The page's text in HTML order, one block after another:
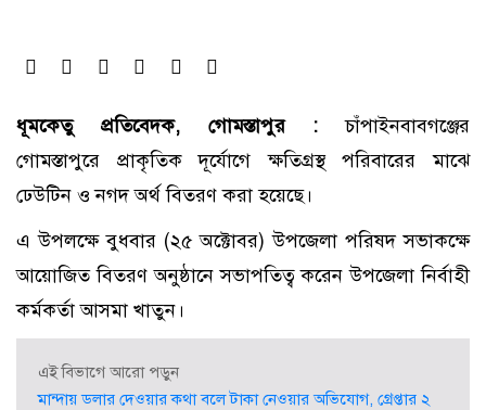
ধূমকেতু প্রতিবেদক, গোমস্তাপুর :চাঁপাইনবাবগঞ্জের
গোমস্তাপুরে প্রাকৃতিক দূর্যোগে ক্ষতিগ্রস্থ পরিবারের মাঝে
ঢেউটিন ও নগদ অর্থ বিতরণ করা হয়েছে।
এ উপলক্ষে বুধবার (২৫ অক্টোবর) উপজেলা পরিষদ সভাকক্ষে
আয়োজিত বিতরণ অনুষ্ঠানে সভাপতিত্ব করেন উপজেলা নির্বাহী
কর্মকর্তা আসমা খাতুন।
এই বিভাগে আরো পড়ুন
মান্দায় ডলার দেওয়ার কথা বলে টাকা নেওয়ার অভিযোগ, গ্রেপ্তার ২